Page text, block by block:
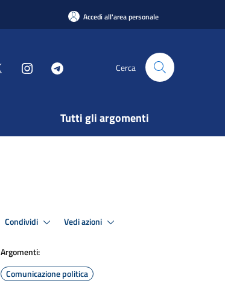
Accedi all'area personale
Cerca
Tutti gli argomenti
Condividi Vedi azioni
Argomenti:
Comunicazione politica